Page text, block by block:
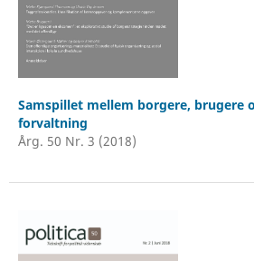
Samspillet mellem borgere, brugere
forvaltning
Årg. 50 Nr. 3 (2018)